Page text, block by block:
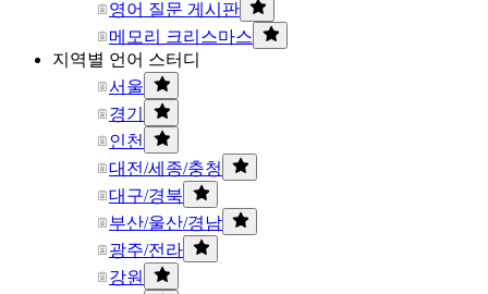
영어 질문 게시판
메모리 크리스마스
지역별 언어 스터디
서울
경기
인천
대전/세종/충청
대구/경북
부산/울산/경남
광주/전라
강원